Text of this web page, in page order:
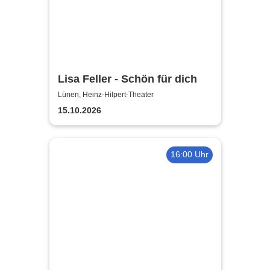
Lisa Feller - Schön für dich
Lünen, Heinz-Hilpert-Theater
15.10.2026
16:00 Uhr